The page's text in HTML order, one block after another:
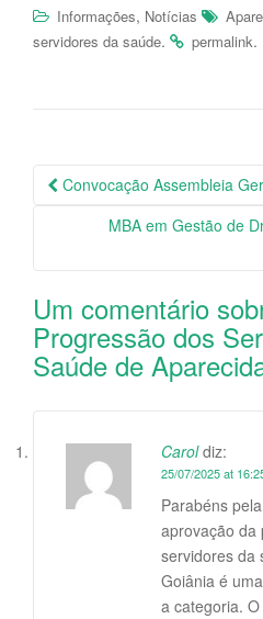
Informações, Notícias
servidores da saúde. permalink.
Navegação da
Convocação Assembleia
MBA em Gestão de
Um comentário
Progressão dos
Saúde de
Carol diz:
25/07/2025 at
Parabéns
aprovação da
servidores da
Goiânia é
a categoria.